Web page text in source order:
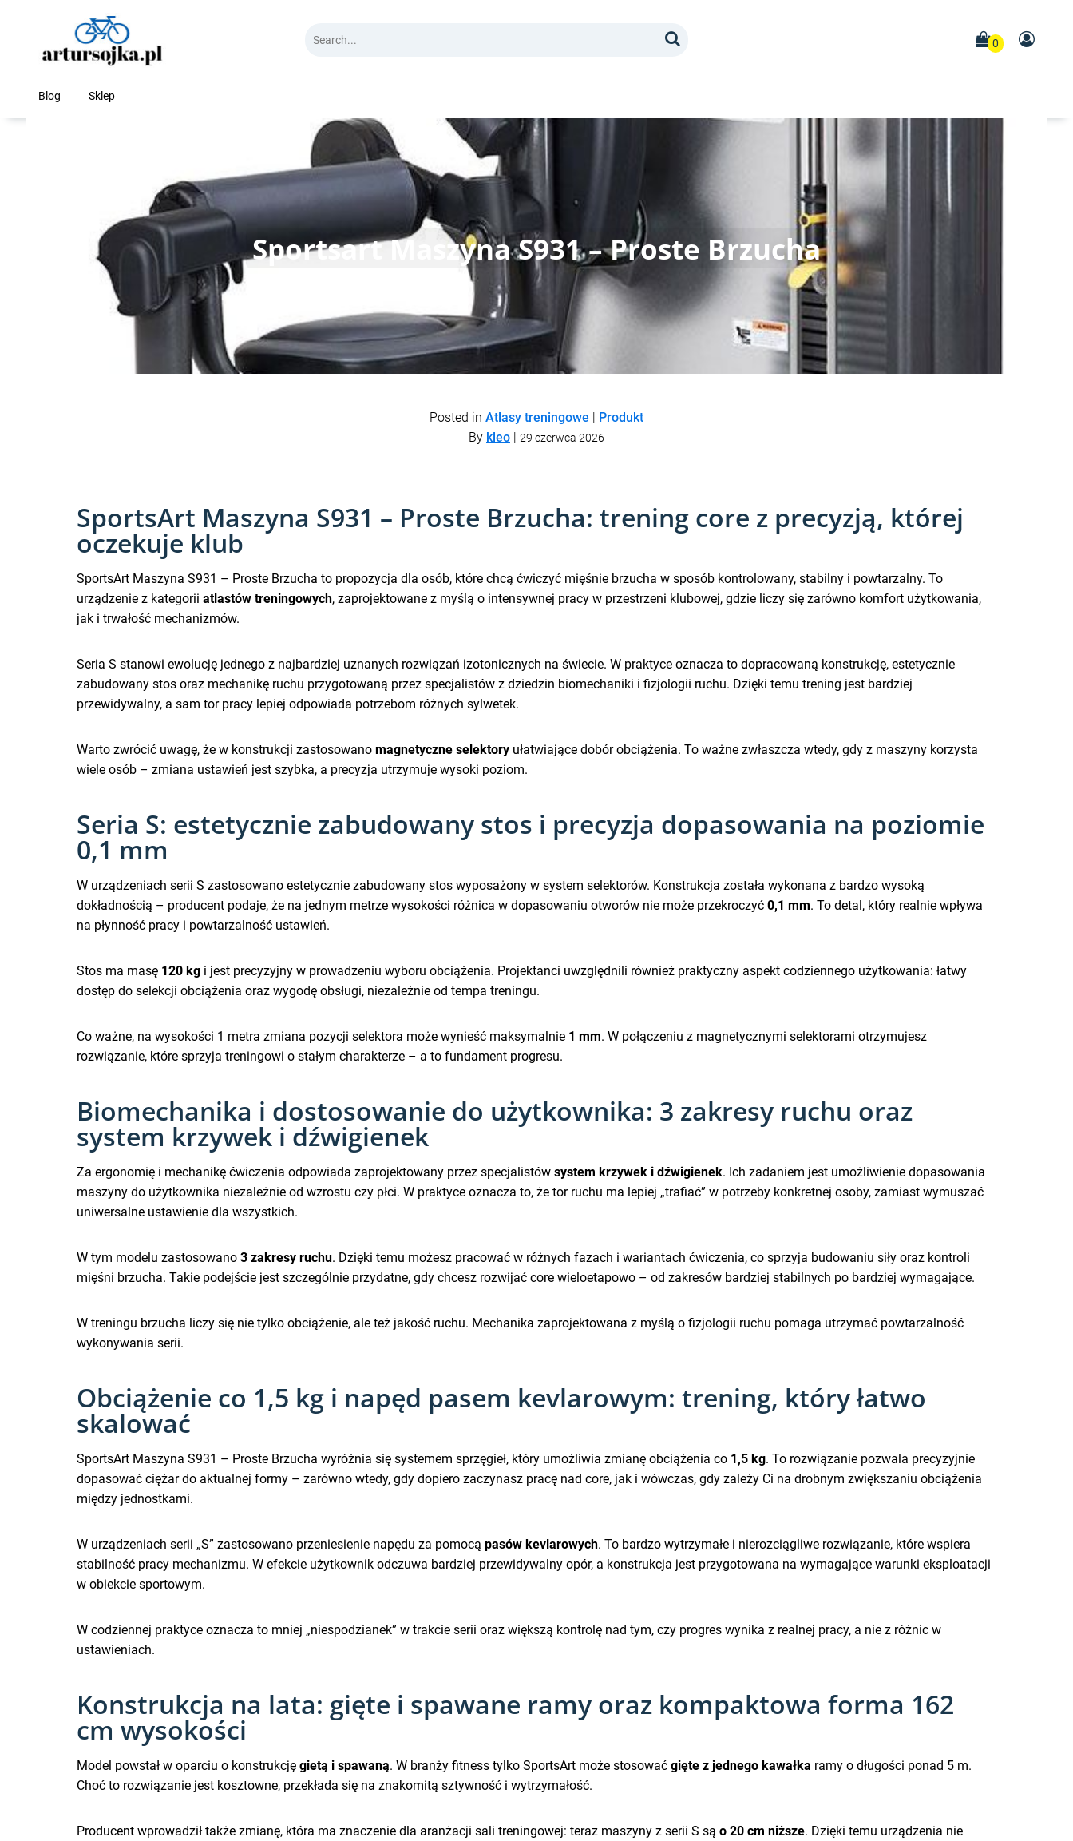
0
Blog Sklep
Sportsart Maszyna S931 – Proste Brzucha
Posted in Atlasy treningowe | Produkt
By kleo | 29 czerwca 2026
SportsArt Maszyna S931 – Proste Brzucha: trening core z precyzją, której
oczekuje klub
SportsArt Maszyna S931 – Proste Brzucha to propozycja dla osób, które chcą ćwiczyć mięśnie brzucha w sposób kontrolowany, stabilny i powtarzalny. To
urządzenie z kategorii atlastów treningowych, zaprojektowane z myślą o intensywnej pracy w przestrzeni klubowej, gdzie liczy się zarówno komfort użytkowania,
jak i trwałość mechanizmów.
Seria S stanowi ewolucję jednego z najbardziej uznanych rozwiązań izotonicznych na świecie. W praktyce oznacza to dopracowaną konstrukcję, estetycznie
zabudowany stos oraz mechanikę ruchu przygotowaną przez specjalistów z dziedzin biomechaniki i fizjologii ruchu. Dzięki temu trening jest bardziej
przewidywalny, a sam tor pracy lepiej odpowiada potrzebom różnych sylwetek.
Warto zwrócić uwagę, że w konstrukcji zastosowano magnetyczne selektory ułatwiające dobór obciążenia. To ważne zwłaszcza wtedy, gdy z maszyny korzysta
wiele osób – zmiana ustawień jest szybka, a precyzja utrzymuje wysoki poziom.
Seria S: estetycznie zabudowany stos i precyzja dopasowania na poziomie
0,1 mm
W urządzeniach serii S zastosowano estetycznie zabudowany stos wyposażony w system selektorów. Konstrukcja została wykonana z bardzo wysoką
dokładnością – producent podaje, że na jednym metrze wysokości różnica w dopasowaniu otworów nie może przekroczyć 0,1 mm. To detal, który realnie wpływa
na płynność pracy i powtarzalność ustawień.
Stos ma masę 120 kg i jest precyzyjny w prowadzeniu wyboru obciążenia. Projektanci uwzględnili również praktyczny aspekt codziennego użytkowania: łatwy
dostęp do selekcji obciążenia oraz wygodę obsługi, niezależnie od tempa treningu.
Co ważne, na wysokości 1 metra zmiana pozycji selektora może wynieść maksymalnie 1 mm. W połączeniu z magnetycznymi selektorami otrzymujesz
rozwiązanie, które sprzyja treningowi o stałym charakterze – a to fundament progresu.
Biomechanika i dostosowanie do użytkownika: 3 zakresy ruchu oraz
system krzywek i dźwigienek
Za ergonomię i mechanikę ćwiczenia odpowiada zaprojektowany przez specjalistów system krzywek i dźwigienek. Ich zadaniem jest umożliwienie dopasowania
maszyny do użytkownika niezależnie od wzrostu czy płci. W praktyce oznacza to, że tor ruchu ma lepiej „trafiać” w potrzeby konkretnej osoby, zamiast wymuszać
uniwersalne ustawienie dla wszystkich.
W tym modelu zastosowano 3 zakresy ruchu. Dzięki temu możesz pracować w różnych fazach i wariantach ćwiczenia, co sprzyja budowaniu siły oraz kontroli
mięśni brzucha. Takie podejście jest szczególnie przydatne, gdy chcesz rozwijać core wieloetapowo – od zakresów bardziej stabilnych po bardziej wymagające.
W treningu brzucha liczy się nie tylko obciążenie, ale też jakość ruchu. Mechanika zaprojektowana z myślą o fizjologii ruchu pomaga utrzymać powtarzalność
wykonywania serii.
Obciążenie co 1,5 kg i napęd pasem kevlarowym: trening, który łatwo
skalować
SportsArt Maszyna S931 – Proste Brzucha wyróżnia się systemem sprzęgieł, który umożliwia zmianę obciążenia co 1,5 kg. To rozwiązanie pozwala precyzyjnie
dopasować ciężar do aktualnej formy – zarówno wtedy, gdy dopiero zaczynasz pracę nad core, jak i wówczas, gdy zależy Ci na drobnym zwiększaniu obciążenia
między jednostkami.
W urządzeniach serii „S” zastosowano przeniesienie napędu za pomocą pasów kevlarowych. To bardzo wytrzymałe i nierozciągliwe rozwiązanie, które wspiera
stabilność pracy mechanizmu. W efekcie użytkownik odczuwa bardziej przewidywalny opór, a konstrukcja jest przygotowana na wymagające warunki eksploatacji
w obiekcie sportowym.
W codziennej praktyce oznacza to mniej „niespodzianek” w trakcie serii oraz większą kontrolę nad tym, czy progres wynika z realnej pracy, a nie z różnic w
ustawieniach.
Konstrukcja na lata: gięte i spawane ramy oraz kompaktowa forma 162
cm wysokości
Model powstał w oparciu o konstrukcję gietą i spawaną. W branży fitness tylko SportsArt może stosować gięte z jednego kawałka ramy o długości ponad 5 m.
Choć to rozwiązanie jest kosztowne, przekłada się na znakomitą sztywność i wytrzymałość.
Producent wprowadził także zmianę, która ma znaczenie dla aranżacji sali treningowej: teraz maszyny z serii S są o 20 cm niższe. Dzięki temu urządzenia nie